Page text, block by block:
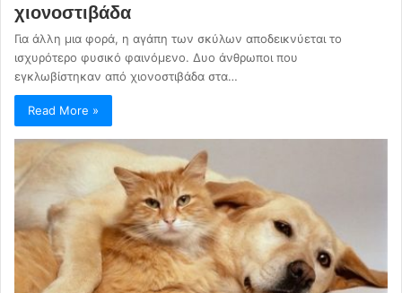
χιονοστιβάδα
Για άλλη μια φορά, η αγάπη των σκύλων αποδεικνύεται το
ισχυρότερο φυσικό φαινόμενο. Δυο άνθρωποι που
εγκλωβίστηκαν από χιονοστιβάδα στα…
Read More »